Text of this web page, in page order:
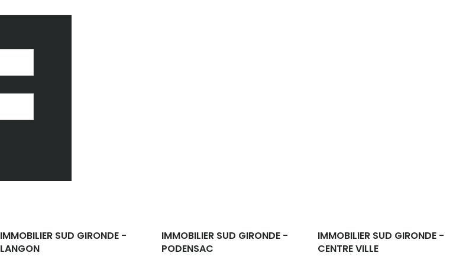
IMMOBILIER SUD GIRONDE -
LANGON
IMMOBILIER SUD GIRONDE -
PODENSAC
IMMOBILIER SUD GIRONDE -
CENTRE VILLE